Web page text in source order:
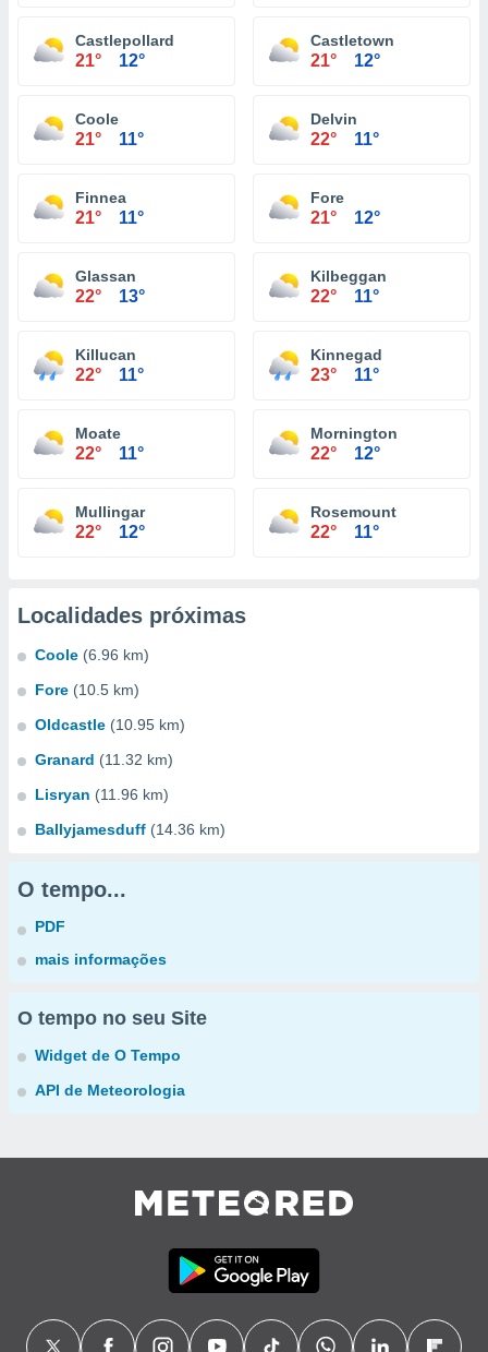
Castlepollard
21° 12°
Castletown
21° 12°
Coole
21° 11°
Delvin
22° 11°
Finnea
21° 11°
Fore
21° 12°
Glassan
22° 13°
Kilbeggan
22° 11°
Killucan
22° 11°
Kinnegad
23° 11°
Moate
22° 11°
Mornington
22° 12°
Mullingar
22° 12°
Rosemount
22° 11°
Localidades próximas
Coole (6.96 km)
Fore (10.5 km)
Oldcastle (10.95 km)
Granard (11.32 km)
Lisryan (11.96 km)
Ballyjamesduff (14.36 km)
O tempo...
PDF
mais informações
O tempo no seu Site
Widget de O Tempo
API de Meteorologia